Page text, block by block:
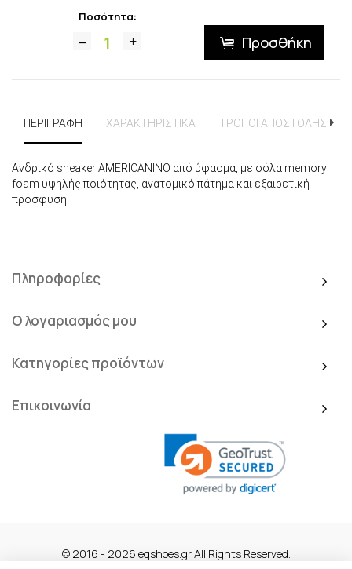
Ποσότητα:
Προσθήκη
ΠΕΡΙΓΡΑΦΗ ΧΑΡΑΚΤΗΡΙΣΤΙΚΑ ΤΡΟΠΟΙ ΑΠΟΣΤΟΛΗΣ
Ανδρικό sneaker AMERICANINO από ύφασμα, με σόλα memory
foam υψηλής ποιότητας, ανατομικό πάτημα και εξαιρετική
πρόσφυση.
Πληροφορίες
Ο λογαριασμός μου
Κατηγορίες προϊόντων
Επικοινωνία
© 2016 - 2026 eqshoes.gr All Rights Reserved.